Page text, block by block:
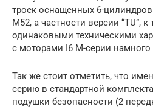
троек оснащенных 6-
M52, а частности версии “TU”,
одинаковыми техническими
с моторами I6 M-серии намного
Так же стоит отметить, что
серию в стандартной
подушки безопасности (2